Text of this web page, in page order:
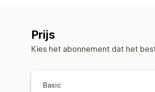
Prijs
Kies het abonnement dat het
Basic